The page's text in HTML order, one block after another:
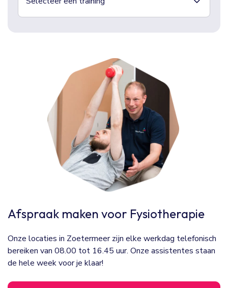
Afspraak maken voor Fysiotherapie
Onze locaties in Zoetermeer zijn elke werkdag telefonisch
bereiken van 08.00 tot 16.45 uur. Onze assistentes staan
de hele week voor je klaar!